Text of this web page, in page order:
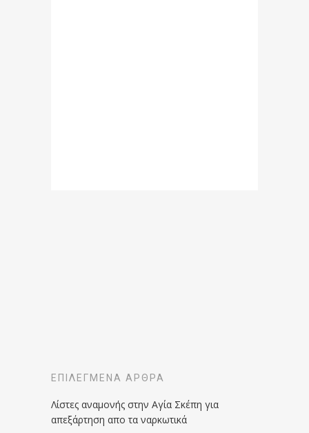
ΕΠΙΛΕΓΜΈΝΑ ΆΡΘΡΑ
Λίστες αναμονής στην Αγία Σκέπη για
απεξάρτηση απο τα ναρκωτικά